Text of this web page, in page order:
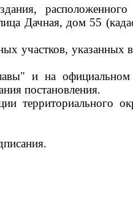
Дачная, дом 55
участков, указанных
и на
постановления.
территориального